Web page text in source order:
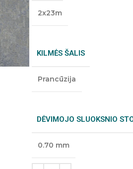
2x23m
KILMĖS ŠALIS
Prancūzija
DĖVIMOJO SLUOKSNIO
0.70 mm